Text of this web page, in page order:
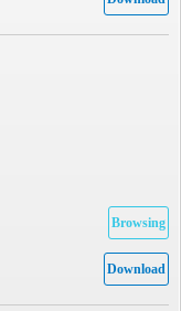
Browsing
Download